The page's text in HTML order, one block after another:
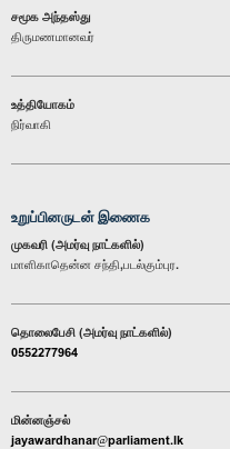
சமூக அந்தஸ்து
திருமணமானவர்
உத்தியோகம்
நிர்வாகி
உறுப்பினருடன் இணைக
முகவரி (அமர்வு நாட்களில்)
மாளிகாதென்ன சந்தி,படல்கும்புர.
தொலைபேசி (அமர்வு நாட்களில்)
0552277964
மின்னஞ்சல்
jayawardhanar@parliament.lk